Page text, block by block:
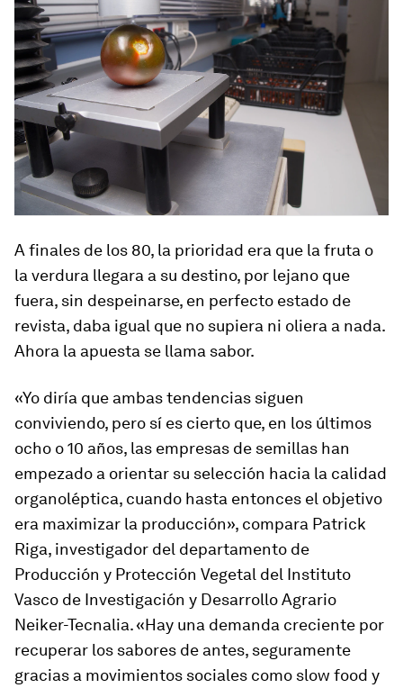
A finales de los 80, la prioridad era que la fruta o
la verdura llegara a su destino, por lejano que
fuera, sin despeinarse, en perfecto estado de
revista, daba igual que no supiera ni oliera a nada.
Ahora la apuesta se llama sabor.
«Yo diría que ambas tendencias siguen
conviviendo, pero sí es cierto que, en los últimos
ocho o 10 años, las empresas de semillas han
empezado a orientar su selección hacia la calidad
organoléptica, cuando hasta entonces el objetivo
era maximizar la producción», compara Patrick
Riga, investigador del departamento de
Producción y Protección Vegetal del Instituto
Vasco de Investigación y Desarrollo Agrario
Neiker-Tecnalia. «Hay una demanda creciente por
recuperar los sabores de antes, seguramente
gracias a movimientos sociales como slow food y